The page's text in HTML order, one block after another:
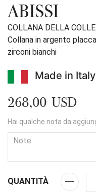
ABISSI
COLLANA DELLA
Collana in argento
zirconi bianchi
Made in Italy
268,00 USD
Hai qualche nota da
QUANTITÀ